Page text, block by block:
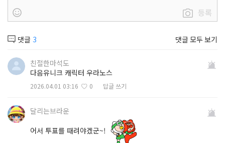
등록
댓글 3 댓글 모두 보기
친절한마석도
다음유니크 캐릭터 우라노스
2026.04.01 03:16 0 답글 쓰기
달리는브라운
어서 투표를 때려야겠군~!